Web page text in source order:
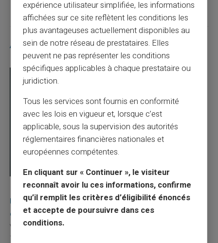
Articles similaires
03/08/2026 Veritas Carte prépayée
Une carte bancaire gratuite sans compte, ça
existe ?
Vous avez tapé cette recherche parce que votre banque vous
facture 50 € par an pour une carte que vo...
expérience utilisateur simplifiée, les informations
affichées sur ce site reflètent les conditions les
plus avantageuses actuellement disponibles au
sein de notre réseau de prestataires. Elles
peuvent ne pas représenter les conditions
spécifiques applicables à chaque prestataire ou
juridiction.
Tous les services sont fournis en conformité
avec les lois en vigueur et, lorsque c’est
applicable, sous la supervision des autorités
réglementaires financières nationales et
européennes compétentes.
En cliquant sur « Continuer », le visiteur
reconnaît avoir lu ces informations, confirme
qu’il remplit les critères d’éligibilité énoncés
et accepte de poursuivre dans ces
conditions.